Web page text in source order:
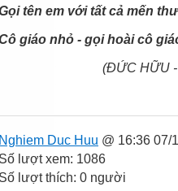
tên em với tất cả mến
giáo nhỏ - gọi hoài cô
(ĐỨC HỮU -
Nghiem Duc Huu @ 16:36 07/
Số lượt xem: 1086
Số lượt thích: 0 người